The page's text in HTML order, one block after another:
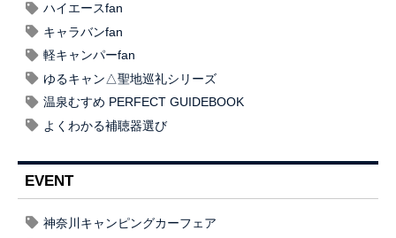
ハイエースfan
キャラバンfan
軽キャンパーfan
ゆるキャン△聖地巡礼シリーズ
温泉むすめ PERFECT GUIDEBOOK
よくわかる補聴器選び
EVENT
神奈川キャンピングカーフェア